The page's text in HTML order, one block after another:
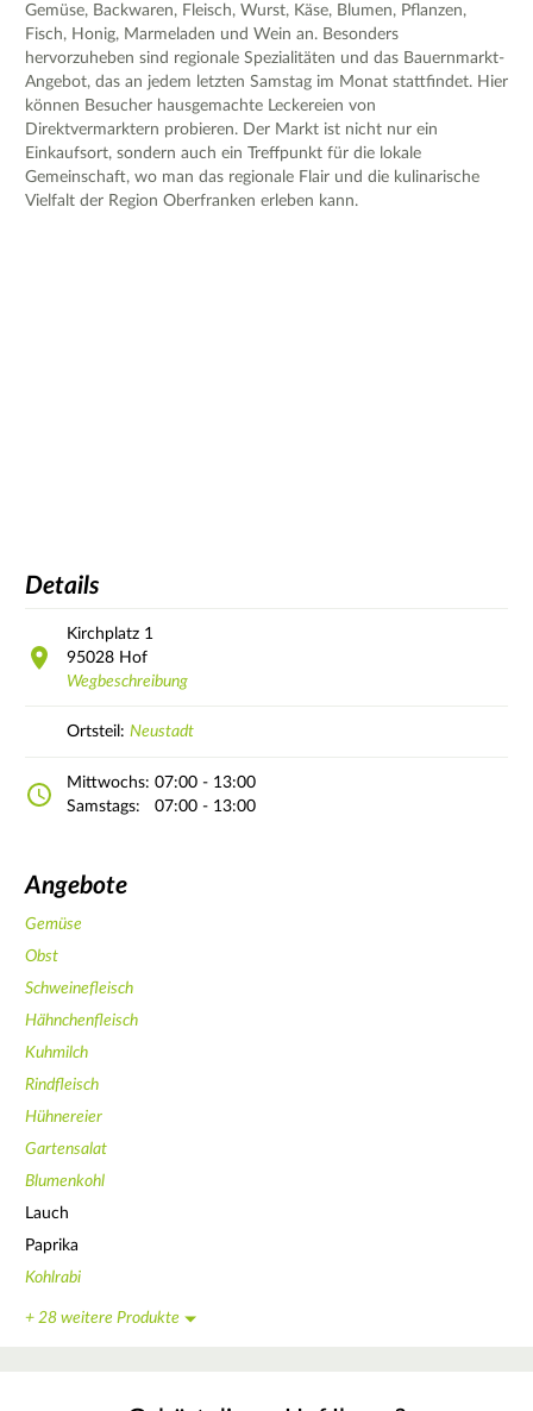
Gemüse, Backwaren, Fleisch, Wurst, Käse, Blumen, Pflanzen,
Fisch, Honig, Marmeladen und Wein an. Besonders
hervorzuheben sind regionale Spezialitäten und das Bauernmarkt-
Angebot, das an jedem letzten Samstag im Monat stattfindet. Hier
können Besucher hausgemachte Leckereien von
Direktvermarktern probieren. Der Markt ist nicht nur ein
Einkaufsort, sondern auch ein Treffpunkt für die lokale
Gemeinschaft, wo man das regionale Flair und die kulinarische
Vielfalt der Region Oberfranken erleben kann.
Details
Kirchplatz 1
95028 Hof
Wegbeschreibung
Ortsteil: Neustadt
Mittwochs: 07:00 - 13:00
Samstags:
07:00 - 13:00
Angebote
Gemüse
Obst
Schweinefleisch
Hähnchenfleisch
Kuhmilch
Rindfleisch
Hühnereier
Gartensalat
Blumenkohl
Lauch
Paprika
Kohlrabi
+ 28 weitere Produkte